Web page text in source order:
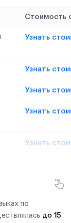
Стоимость
Узнать
Узнать
Узнать
Узнать
Узнать
по
до 15